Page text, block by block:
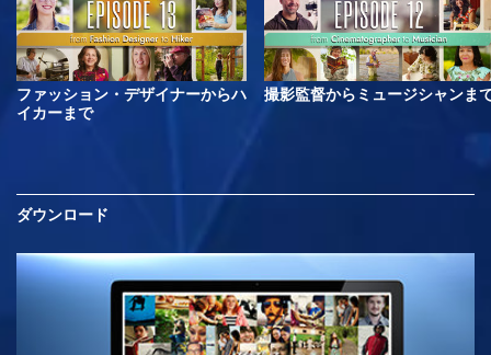
ファッション・デザイナーからハ
イカーまで
撮影監督からミュージシャンま
ダウンロード